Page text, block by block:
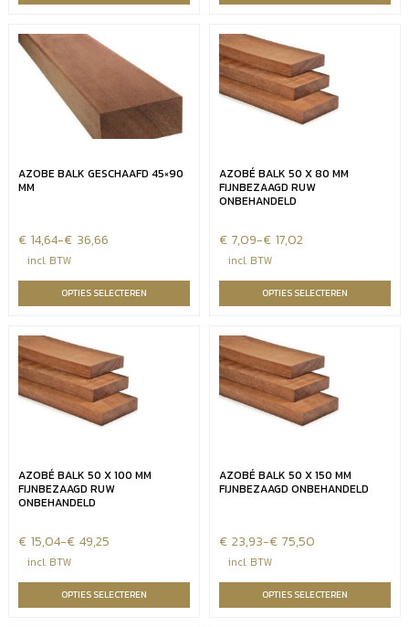
AZOBE BALK GESCHAAFD 45×90
MM
€ 14,64-€ 36,66
Prijsklasse:
€14,64
tot
incl. BTW
OPTIES SELECTEREN
AZOBÉ BALK 50 X 80 MM
FIJNBEZAAGD RUW
ONBEHANDELD
€ 7,09-€ 17,02
Prijsklasse:
€7,09
tot
incl. BTW
OPTIES SELECTEREN
AZOBÉ BALK 50 X 100 MM
FIJNBEZAAGD RUW
ONBEHANDELD
€ 15,04-€ 49,25
Prijsklasse:
€15,04
tot
incl. BTW
OPTIES SELECTEREN
AZOBÉ BALK 50 X 150 MM
FIJNBEZAAGD ONBEHANDELD
€ 23,93-€ 75,50
Prijsklasse:
€23,93
tot
incl. BTW
OPTIES SELECTEREN